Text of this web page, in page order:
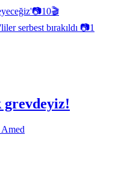
📷10🎬
serbest bırakıldı 📷1
grevdeyiz!